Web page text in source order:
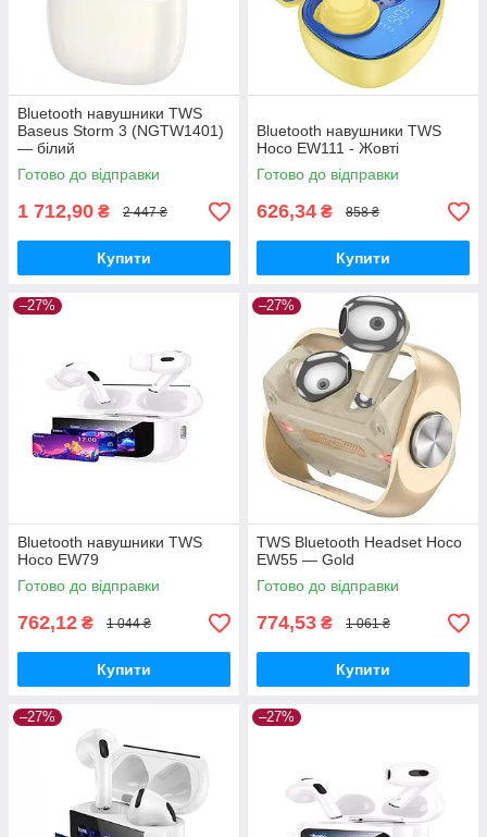
Bluetooth навушники TWS
Baseus Storm 3 (NGTW1401)
— білий
Готово до відправки
1 712,90 ₴ 2 447 ₴
Купити
Bluetooth навушники TWS
Hoco EW111 - Жовті
Готово до відправки
626,34 ₴ 858 ₴
Купити
–27%
Bluetooth навушники TWS
Hoco EW79
Готово до відправки
762,12 ₴ 1 044 ₴
Купити
–27%
TWS Bluetooth Headset Hoco
EW55 — Gold
Готово до відправки
774,53 ₴ 1 061 ₴
Купити
–27% –27%